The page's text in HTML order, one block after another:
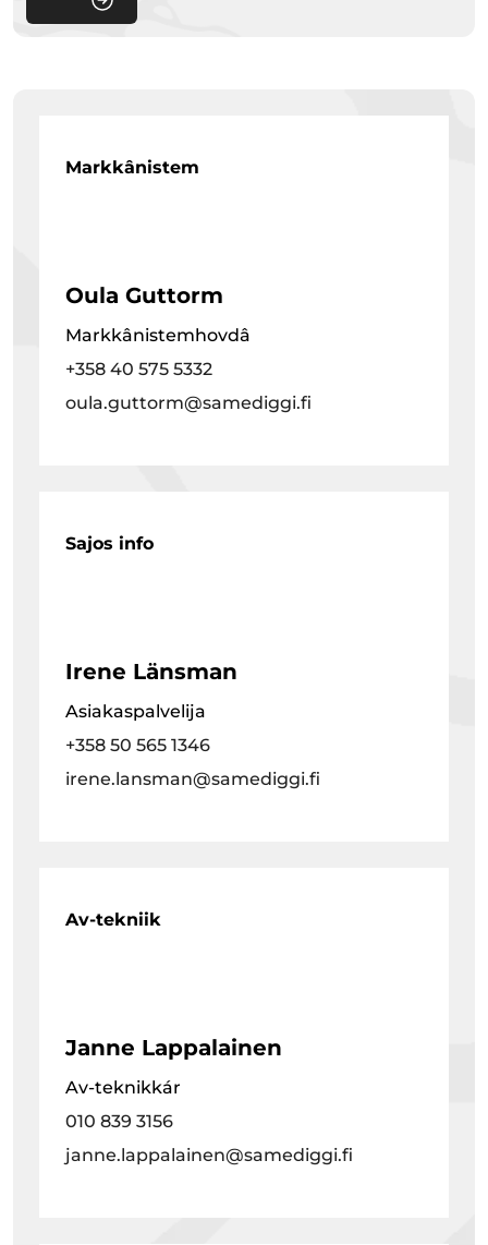
Markkânistem
Oula Guttorm
Markkânistemhovdâ
+358 40 575 5332
oula.guttorm@samediggi.fi
Sajos info
Irene Länsman
Asiakaspalvelija
+358 50 565 1346
irene.lansman@samediggi.fi
Av-tekniik
Janne Lappalainen
Av-teknikkár
010 839 3156
janne.lappalainen@samediggi.fi